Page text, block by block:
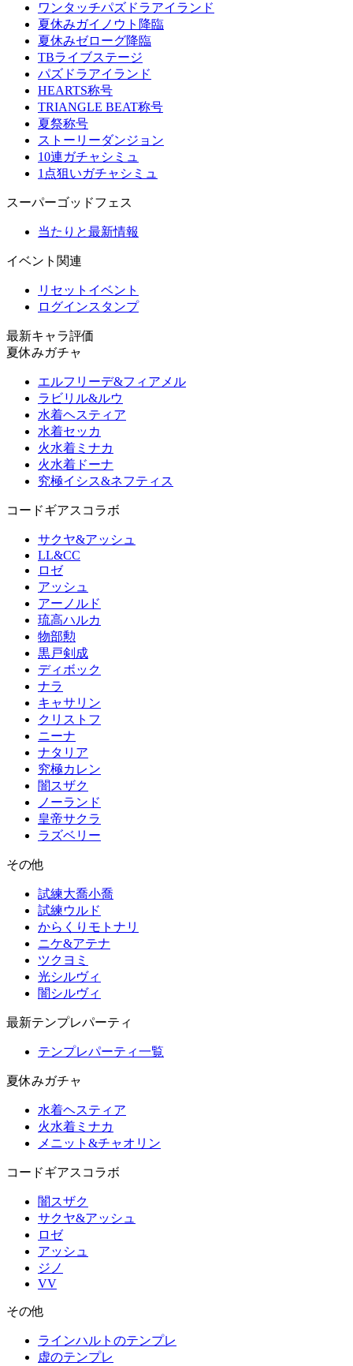
ワンタッチパズドラアイランド
夏休みガイノウト降臨
夏休みゼローグ降臨
TBライブステージ
パズドラアイランド
HEARTS称号
TRIANGLE BEAT称号
夏祭称号
ストーリーダンジョン
10連ガチャシミュ
1点狙いガチャシミュ
スーパーゴッドフェス
当たりと最新情報
イベント関連
リセットイベント
ログインスタンプ
最新キャラ評価
夏休みガチャ
エルフリーデ&フィアメル
ラビリル&ルウ
水着ヘスティア
水着セッカ
火水着ミナカ
火水着ドーナ
究極イシス&ネフティス
コードギアスコラボ
サクヤ&アッシュ
LL&CC
ロゼ
アッシュ
アーノルド
琉高ハルカ
物部勲
黒戸剣成
ディボック
ナラ
キャサリン
クリストフ
ニーナ
ナタリア
究極カレン
闇スザク
ノーランド
皇帝サクラ
ラズベリー
その他
試練大喬小喬
試練ウルド
からくりモトナリ
ニケ&アテナ
ツクヨミ
光シルヴィ
闇シルヴィ
最新テンプレパーティ
テンプレパーティ一覧
夏休みガチャ
水着ヘスティア
火水着ミナカ
メニット&チャオリン
コードギアスコラボ
闇スザク
サクヤ&アッシュ
ロゼ
アッシュ
ジノ
VV
その他
ラインハルトのテンプレ
虚のテンプレ